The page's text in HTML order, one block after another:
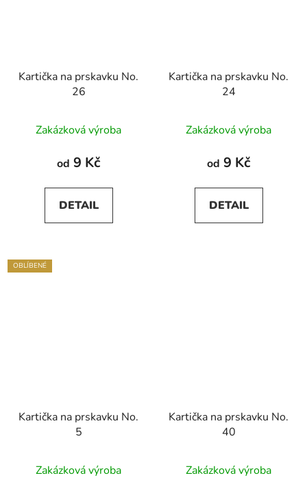
Kartička na prskavku No.
26
Zakázková výroba
od 9 Kč
DETAIL
Kartička na prskavku No.
24
Zakázková výroba
od 9 Kč
DETAIL
OBLÍBENÉ
Kartička na prskavku No.
5
Zakázková výroba
Kartička na prskavku No.
40
Zakázková výroba